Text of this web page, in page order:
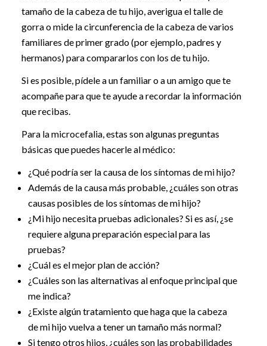
tamaño de la cabeza de tu hijo, averigua el talle de
gorra o mide la circunferencia de la cabeza de varios
familiares de primer grado (por ejemplo, padres y
hermanos) para compararlos con los de tu hijo.
Si es posible, pídele a un familiar o a un amigo que te
acompañe para que te ayude a recordar la información
que recibas.
Para la microcefalia, estas son algunas preguntas
básicas que puedes hacerle al médico:
¿Qué podría ser la causa de los síntomas de mi hijo?
Además de la causa más probable, ¿cuáles son otras
causas posibles de los síntomas de mi hijo?
¿Mi hijo necesita pruebas adicionales? Si es así, ¿se
requiere alguna preparación especial para las
pruebas?
¿Cuál es el mejor plan de acción?
¿Cuáles son las alternativas al enfoque principal que
me indica?
¿Existe algún tratamiento que haga que la cabeza
de mi hijo vuelva a tener un tamaño más normal?
Si tengo otros hijos, ¿cuáles son las probabilidades